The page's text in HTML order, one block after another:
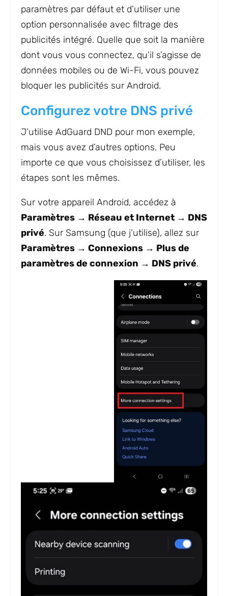
paramètres par défaut et d’utiliser une
option personnalisée avec filtrage des
publicités intégré. Quelle que soit la manière
dont vous vous connectez, qu’il s’agisse de
données mobiles ou de Wi-Fi, vous pouvez
bloquer les publicités sur Android.
Configurez votre DNS privé
J’utilise AdGuard DND pour mon exemple,
mais vous avez d’autres options. Peu
importe ce que vous choisissez d’utiliser, les
étapes sont les mêmes.
Sur votre appareil Android, accédez à
Paramètres → Réseau et Internet → DNS
privé. Sur Samsung (que j’utilise), allez sur
Paramètres → Connexions → Plus de
paramètres de connexion → DNS privé.